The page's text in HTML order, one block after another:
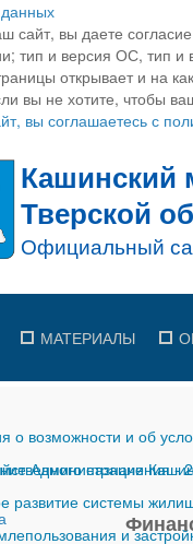
сайт, вы даете
тип и версия ОС, тип и
открывает и на
вы не хотите, чтобы
вы соглашаетесь с
МАТЕРИАЛЫ
о возможности и об
назначения-
Администрации
развитие системы
и